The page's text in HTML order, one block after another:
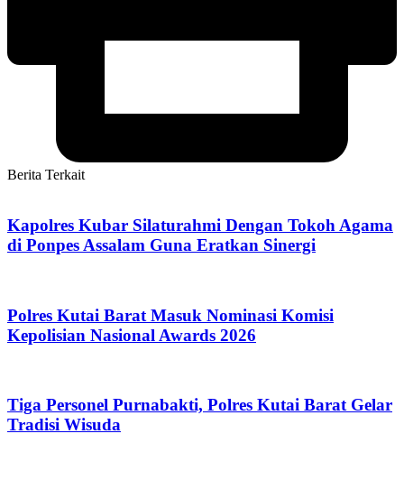
Berita Terkait
Kapolres Kubar Silaturahmi Dengan Tokoh Agama
di Ponpes Assalam Guna Eratkan Sinergi
Polres Kutai Barat Masuk Nominasi Komisi
Kepolisian Nasional Awards 2026
Tiga Personel Purnabakti, Polres Kutai Barat Gelar
Tradisi Wisuda